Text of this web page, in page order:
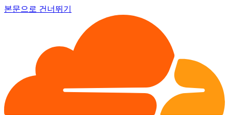
본문으로 건너뛰기